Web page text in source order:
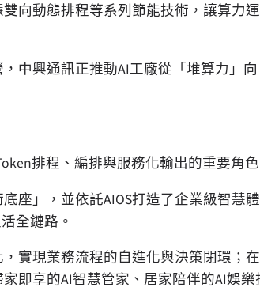
向動態排程等系列節能技術，讓算力
中興通訊正推動AI工廠從「堆算力」
排程、編排與服務化輸出的重要角色
座」，並依託AIOS打造了企業級智慧體
全鏈路。
實現業務流程的自進化與決策閉環；
即享的AI智慧管家、居家陪伴的AI娛